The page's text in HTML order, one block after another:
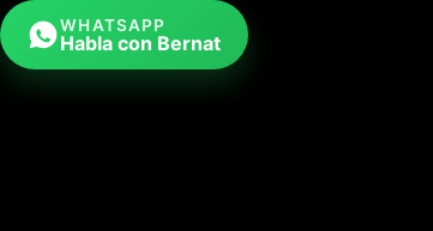
WHATSAPP
Habla con Bernat